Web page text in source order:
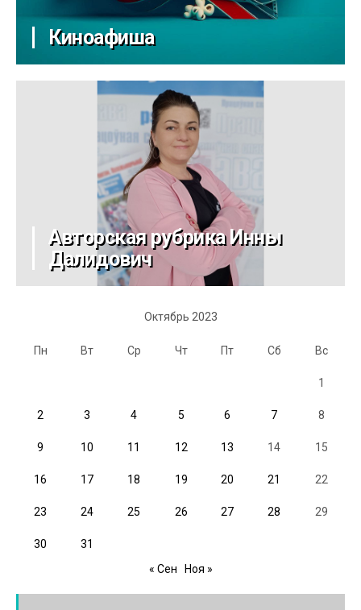
Киноафиша
Авторская рубрика Инны
Далидович
Октябрь 2023
Пн Вт Ср Чт Пт Сб Вс
1
2 3 4 5 6 7 8
9 10 11 12 13 14 15
16 17 18 19 20 21 22
23 24 25 26 27 28 29
30
31
« Сен
Ноя »